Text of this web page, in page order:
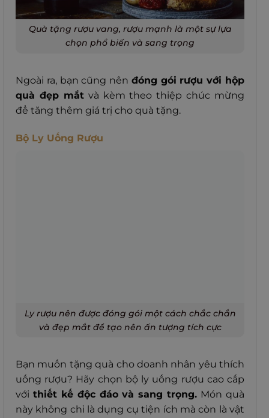
Quà tặng rượu vang, rượu mạnh là một sự lựa
chọn phổ biến và sang trọng
Ngoài ra, bạn cũng nên đóng gói rượu với hộp
quà đẹp mắtvà kèm theo thiệp chúc mừng
để tăng thêm giá trị cho quà tặng.
Bộ Ly Uống Rượu
Ly rượu nên được đóng gói một cách chắc chắn
và đẹp mắt để tạo nên ấn tượng tích cực
Bạn muốn tặng quà cho doanh nhân yêu thích
uống rượu? Hãy chọn bộ ly uống rượu cao cấp
với thiết kế độc đáo và sang trọng. Món quà
này không chỉ là dụng cụ tiện ích mà còn là vật